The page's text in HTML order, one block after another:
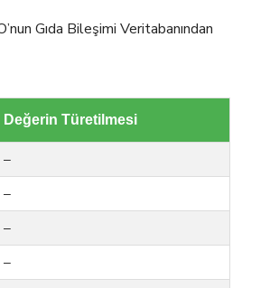
Gıda Bileşimi Veritabanından
Değerin Türetilmesi
–
–
–
–